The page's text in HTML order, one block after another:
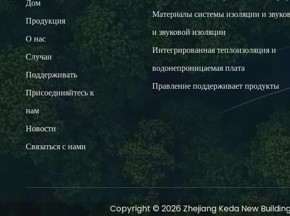
Дом
Продукция
О нас
Случаи
Поддерживать
Присоединяйтесь к
нам
Новости
Связаться с нами
Материалы системы изоляции и
и звуковой изоляции
Интегрированная теплоизоляция и
водонепроницаемая плата
Правление поддерживает продукты
Copyright ©2026Zhejiang Keda New